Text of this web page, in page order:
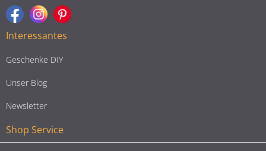
Interessantes
Geschenke DIY
Unser Blog
Newsletter
Shop Service